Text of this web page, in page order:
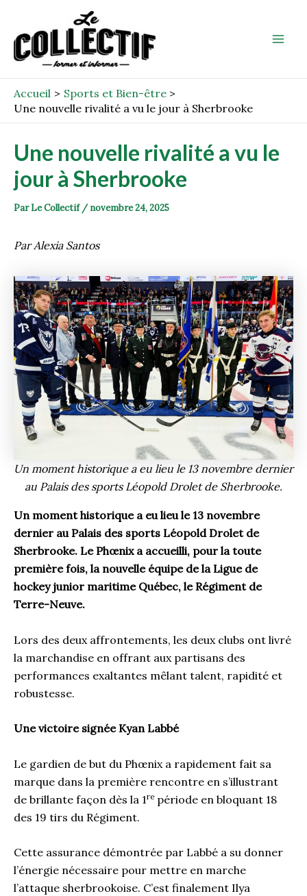
contenu
Accueil
Sports et Bien-être
Une nouvelle rivalité a vu le jour à Sherbrooke
Une nouvelle rivalité a vu le
jour à Sherbrooke
ParLe Collectif / novembre 24, 2025
Par Alexia Santos
Un moment historique a eu lieu le 13 novembre dernier
au Palais des sports Léopold Drolet de Sherbrooke.
Un moment historique a eu lieu le 13 novembre
dernier au Palais des sports Léopold Drolet de
Sherbrooke. Le Phœnix a accueilli, pour la toute
première fois, la nouvelle équipe de la Ligue de
hockey junior maritime Québec, le Régiment de
Terre-Neuve.
Lors des deux affrontements, les deux clubs ont livré
la marchandise en offrant aux partisans des
performances exaltantes mêlant talent, rapidité et
robustesse.
Une victoire signée Kyan Labbé
Le gardien de but du Phœnix a rapidement fait sa
marque dans la première rencontre en s’illustrant
de brillante façon dès la 1re période en bloquant 18
des 19 tirs du Régiment.
Cette assurance démontrée par Labbé a su donner
l’énergie nécessaire pour mettre en marche
l’attaque sherbrookoise. C’est finalement Ilya
navigation